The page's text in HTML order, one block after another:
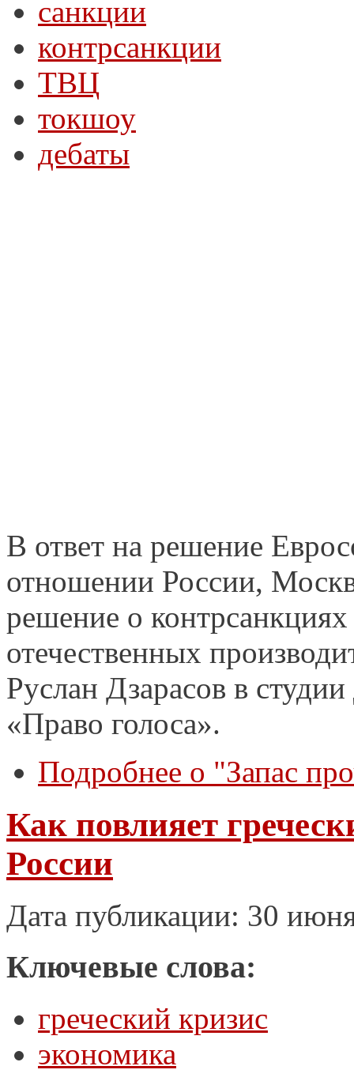
санкции
контрсанкции
ТВЦ
токшоу
дебаты
В ответ на решение
отношении России,
решение о контрсанкциях
отечественных
Руслан Дзарасов в
«Право голоса».
Подробнее о "Запас
Как повлияет
России
Дата публикации: 30
Ключевые слова:
греческий кризис
экономика